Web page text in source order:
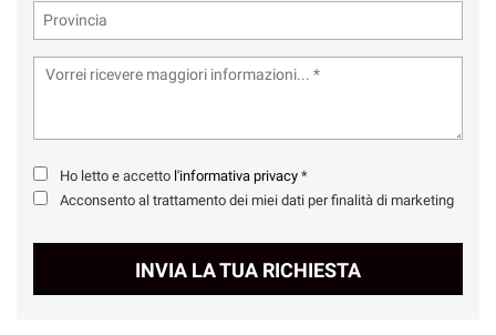
Ho letto e accetto l'informativa privacy *
Acconsento al trattamento dei miei dati per finalità di marketing
INVIA LA TUA RICHIESTA